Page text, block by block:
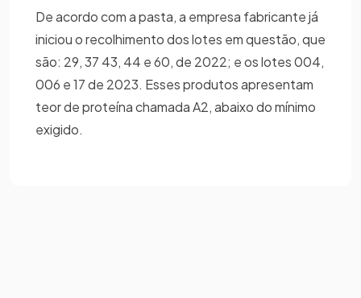
De acordo com a pasta, a empresa fabricante já
iniciou o recolhimento dos lotes em questão, que
são: 29, 37 43, 44 e 60, de 2022; e os lotes 004,
006 e 17 de 2023. Esses produtos apresentam
teor de proteína chamada A2, abaixo do mínimo
exigido.